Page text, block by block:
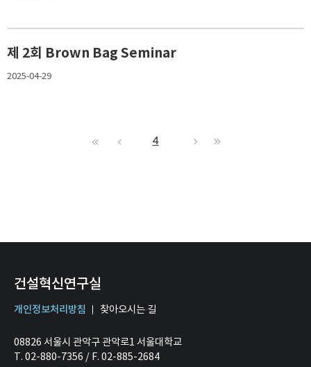
제 2회 Brown Bag Seminar
2025-04-29
4
건설혁신연구실
개인정보처리방침 찾아오시는 길
08826 서울시 관악구 관악로1 서울대학교
T. 02-880-7356 / F. 02-885-2684